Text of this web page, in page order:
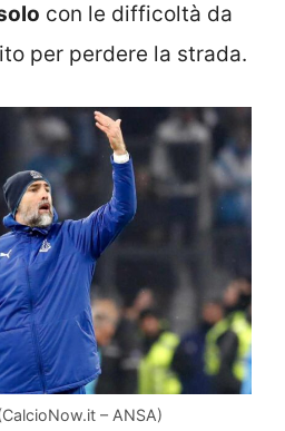
con le difficoltà da
per perdere la strada.
– ANSA)